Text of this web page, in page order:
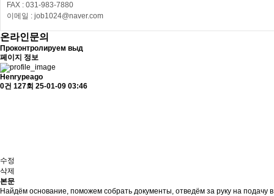
FAX : 031-983-7880
이메일 : job1024@naver.com
온라인문의
Проконтролируем выд
페이지 정보
Henrypeago
0건 127회 25-01-09 03:46
수정
삭제
본문
Найдём основание, поможем собрать документы, отведём за руку на